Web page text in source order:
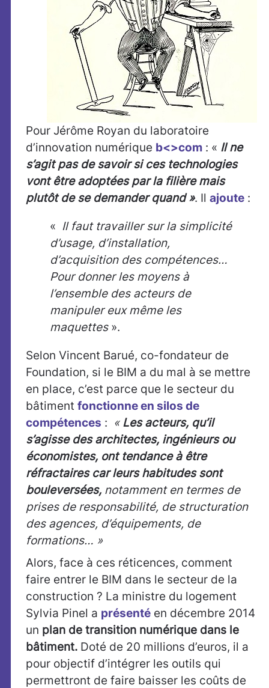
Pour Jérôme Royan du laboratoire
d’innovation numérique b<>com : « Il ne
s’agit pas de savoir si ces technologies
vont être adoptées par la filière mais
plutôt de se demander quand ». Il ajoute :
« Il faut travailler sur la simplicité
d’usage, d’installation,
d’acquisition des compétences…
Pour donner les moyens à
l’ensemble des acteurs de
manipuler eux même les
maquettes».
Selon Vincent Barué, co-fondateur de
Foundation, si le BIM a du mal à se mettre
en place, c’est parce que le secteur du
bâtiment fonctionne en silos de
compétences : « Les acteurs, qu’il
s’agisse des architectes, ingénieurs ou
économistes, ont tendance à être
réfractaires car leurs habitudes sont
bouleversées, notamment en termes de
prises de responsabilité, de structuration
des agences, d’équipements, de
formations… »
Alors, face à ces réticences, comment
faire entrer le BIM dans le secteur de la
construction ? La ministre du logement
Sylvia Pinel a présenté en décembre 2014
un plan de transition numérique dans le
bâtiment. Doté de 20 millions d’euros, il a
pour objectif d’intégrer les outils qui
permettront de faire baisser les coûts de